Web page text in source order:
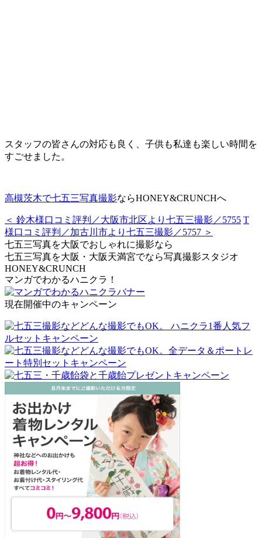
スタッフの皆さんの対応も良く、子供も私達も楽しい時間を
すごせました。
高槻茨木で七五三写真撮影ならHONEY&CRUNCHへ
＜ 鈴木様口コミ評判／大阪市北区より七五三撮影／5755 T
様口コミ評判／加古川市より七五三撮影／5757 ＞
七五三写真を大阪でおしゃれに撮影なら
七五三写真を大阪・大阪天満宮でなら写真撮影スタジオ
HONEY&CRUNCH
マンガでわかるハニクラ！
現在開催中のキャンペーン